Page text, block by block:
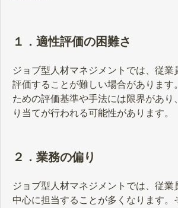
１．適性評価の困難さ
ジョブ型人材マネジメントでは、従業
評価することが難しい場合があります
ための評価基準や手法には限界があり
り当てが行われる可能性があります。
２．業務の偏り
ジョブ型人材マネジメントでは、従業
中心に担当することが多くなります。